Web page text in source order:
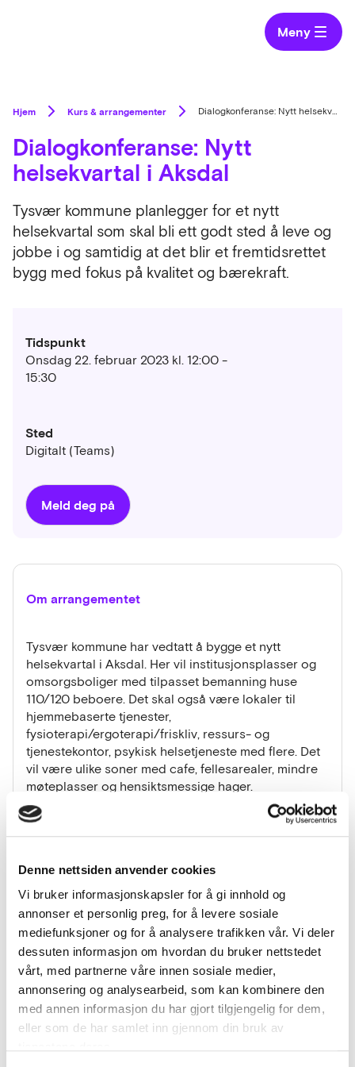
Denne nettsiden anvender cookies
Vi bruker informasjonskapsler for å gi innhold og
annonser et personlig preg, for å levere sosiale
mediefunksjoner og for å analysere trafikken vår. Vi deler
dessuten informasjon om hvordan du bruker nettstedet
vårt, med partnerne våre innen sosiale medier,
annonsering og analysearbeid, som kan kombinere den
med annen informasjon du har gjort tilgjengelig for dem,
eller som de har samlet inn gjennom din bruk av
Meny
Hjem Kurs & arrangementer Dialogkonferanse: Nytt helsekvartal i Aksdal
Dialogkonferanse: Nytt
helsekvartal i Aksdal
Tysvær kommune planlegger for et nytt
helsekvartal som skal bli ett godt sted å leve og
jobbe i og samtidig at det blir et fremtidsrettet
bygg med fokus på kvalitet og bærekraft.
Tidspunkt
Onsdag 22. februar 2023 kl. 12:00 -
15:30
Sted
Digitalt (Teams)
Meld deg på
Om arrangementet
Tysvær kommune har vedtatt å bygge et nytt
helsekvartal i Aksdal. Her vil institusjonsplasser og
omsorgsboliger med tilpasset bemanning huse
110/120 beboere. Det skal også være lokaler til
hjemmebaserte tjenester,
fysioterapi/ergoterapi/friskliv, ressurs- og
tjenestekontor, psykisk helsetjeneste med flere. Det
vil være ulike soner med cafe, fellesarealer, mindre
møteplasser og hensiktsmessige hager.
Helsekvartalet blir et komplekst bygg som skal
være høyt fokus på hva mennesker opplever, sanser
Agenda 22. februar 2023 – tid 1200-1530
Møteleder John Fredrik Rognsvaag
12.00 Velkommen til dialogkonferanse!
Innledning ved Rådmann Sigurd Eikje og
Annbjørg Lunde